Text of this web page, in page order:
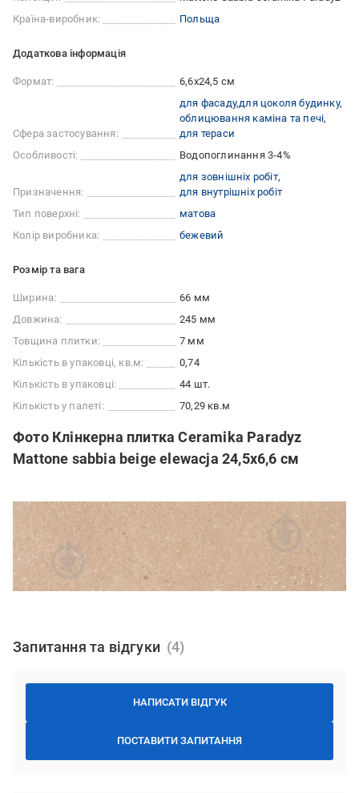
Країна-виробник:
Польща
Додаткова інформація
Формат: 6,6x24,5 см
Сфера застосування:
для фасаду для цоколя будинку
облицювання каміна та печі
для тераси
Особливості:
Водопоглинання 3-4%
Призначення:
для зовнішніх робіт
для внутрішніх робіт
Тип поверхні:
матова
Колір виробника:
бежевий
Розмір та вага
Ширина:
66 мм
Довжина:
245 мм
Товщина плитки:
7 мм
Кількість в упаковці, кв.м:
0,74
Кількість в упаковці:
44 шт.
Кількість у палеті:
70,29 кв.м
Фото Клінкерна плитка Ceramika Paradyz
Mattone sabbia beige elewacja 24,5x6,6 см
Запитання та відгуки
НАПИСАТИ ВІДГУК
ПОСТАВИТИ ЗАПИТАННЯ